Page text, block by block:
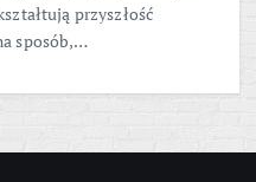
przyszłość
sposób,…